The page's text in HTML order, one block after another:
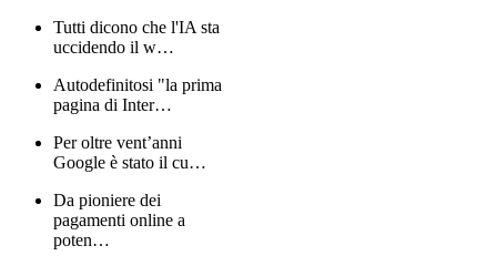
Tutti dicono che l'IA sta
uccidendo il w…
Autodefinitosi "la prima
pagina di Inter…
Per oltre vent’anni
Google è stato il cu…
Da pioniere dei
pagamenti online a
poten…